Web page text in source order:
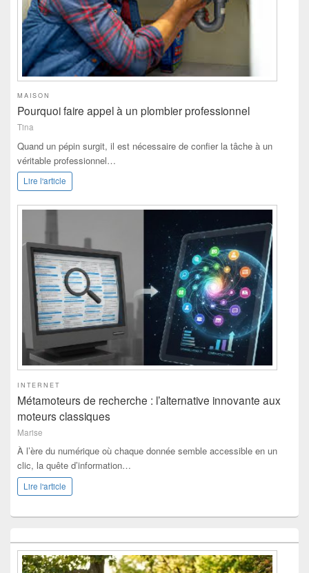
MAISON
Pourquoi faire appel à un plombier professionnel
Tina
Quand un pépin surgit, il est nécessaire de confier la tâche à un
véritable professionnel…
Lire l'article
INTERNET
Métamoteurs de recherche : l’alternative innovante aux
moteurs classiques
Marise
À l’ère du numérique où chaque donnée semble accessible en un
clic, la quête d’information…
Lire l'article